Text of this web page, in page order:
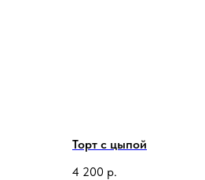
Торт с цыпой
4 200 р.